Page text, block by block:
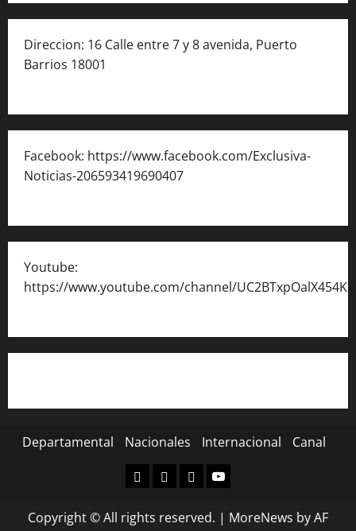
Direccion: 16 Calle entre 7 y 8 avenida, Puerto
Barrios 18001
Facebook: https://www.facebook.com/Exclusiva-
Noticias-206593419690407
Youtube:
https://www.youtube.com/channel/
Departamental Nacionales Internacional Canal
Departamental
Nacionales
Internacional
Canal
Copyright © All rights reserved. | MoreNews by AF